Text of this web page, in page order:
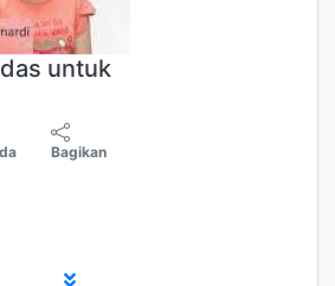
untuk
Bagikan